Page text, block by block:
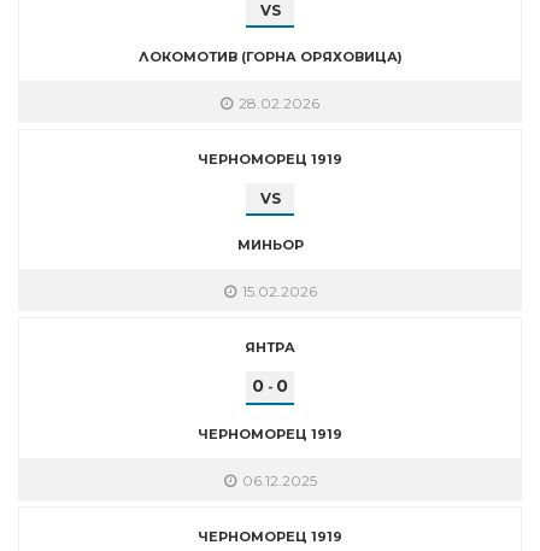
VS
ЛОКОМОТИВ (ГОРНА ОРЯХОВИЦА)
28.02.2026
ЧЕРНОМОРЕЦ 1919
VS
МИНЬОР
15.02.2026
ЯНТРА
0 - 0
ЧЕРНОМОРЕЦ 1919
06.12.2025
ЧЕРНОМОРЕЦ 1919